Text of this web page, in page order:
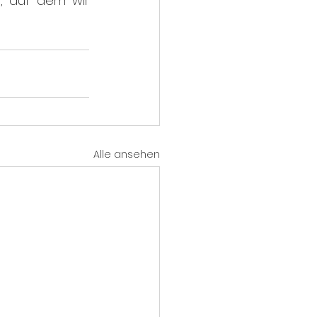
Alle ansehen